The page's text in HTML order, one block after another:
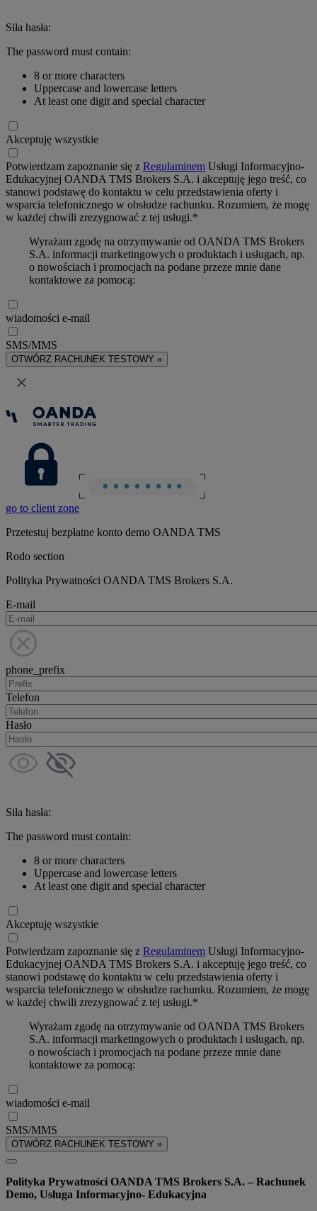
Siła hasła:
The password must contain:
8 or more characters
Uppercase and lowercase letters
At least one digit and special character
Akceptuję wszystkie
Potwierdzam zapoznanie się z Regulaminem Usługi Informacyjno-
Edukacyjnej OANDA TMS Brokers S.A. i akceptuję jego treść, co
stanowi podstawę do kontaktu w celu przedstawienia oferty i
wsparcia telefonicznego w obsłudze rachunku. Rozumiem, że mogę
w każdej chwili zrezygnować z tej usługi.*
Wyrażam zgodę na otrzymywanie od OANDA TMS Brokers
S.A. informacji marketingowych o produktach i usługach, np.
o nowościach i promocjach na podane przeze mnie dane
kontaktowe za pomocą:
wiadomości e-mail
SMS/MMS
OTWÓRZ RACHUNEK TESTOWY »
go to client zone
Przetestuj bezpłatne konto demo OANDA TMS
Rodo section
Polityka Prywatności OANDA TMS Brokers S.A.
E-mail
phone_prefix
Telefon
Hasło
Siła hasła:
The password must contain:
8 or more characters
Uppercase and lowercase letters
At least one digit and special character
Akceptuję wszystkie
Potwierdzam zapoznanie się z Regulaminem Usługi Informacyjno-
Edukacyjnej OANDA TMS Brokers S.A. i akceptuję jego treść, co
stanowi podstawę do kontaktu w celu przedstawienia oferty i
wsparcia telefonicznego w obsłudze rachunku. Rozumiem, że mogę
w każdej chwili zrezygnować z tej usługi.*
Wyrażam zgodę na otrzymywanie od OANDA TMS Brokers
S.A. informacji marketingowych o produktach i usługach, np.
o nowościach i promocjach na podane przeze mnie dane
kontaktowe za pomocą:
wiadomości e-mail
SMS/MMS
OTWÓRZ RACHUNEK TESTOWY »
Polityka Prywatności OANDA TMS Brokers S.A. – Rachunek
Demo, Usługa Informacyjno- Edukacyjna